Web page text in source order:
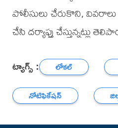
పోలీసులు చేరుకొని,
చేసి దర్యాప్తు చేస్తున్నట్లు
ట్యాగ్స్ : లోకల్
నోటిఫికేషన్